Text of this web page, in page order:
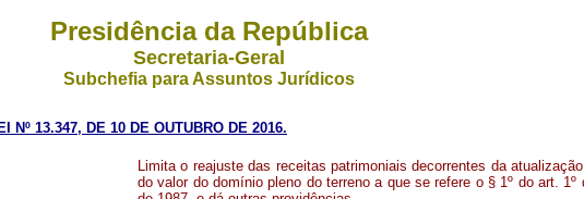
Presidência da República
Secretaria-Geral
Subchefia para Assuntos Jurídicos
Nº 13.347, DE 10 DE OUTUBRO DE 2016.
Limita o reajuste das receitas patrimoniais decorrentes da
do valor do domínio pleno do terreno a que se refere o § 1º do art.